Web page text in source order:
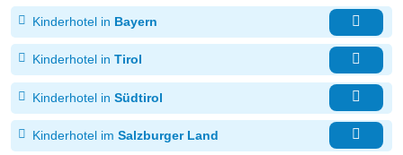
Kinderhotel in Bayern
Kinderhotel in Tirol
Kinderhotel in Südtirol
Kinderhotel im Salzburger Land